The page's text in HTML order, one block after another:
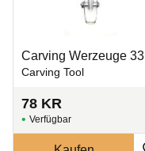
Carving Werzeuge 33
Carving Tool
78 KR